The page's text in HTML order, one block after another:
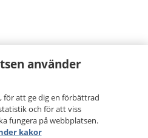
använder
för att ge dig en förbättrad
och för att viss
fungera på webbplatsen.
kakor